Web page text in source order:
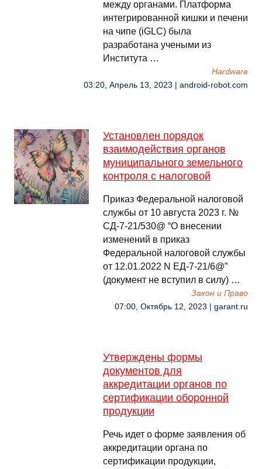
между органами. Платформа
интегрированной кишки и печени
на чипе (iGLC) была
разработана учеными из
Института …
Hardware
03:20, Апрель 13, 2023 | android-robot.com
Установлен порядок
взаимодействия органов
муниципального земельного
контроля с налоговой
Приказ Федеральной налоговой
службы от 10 августа 2023 г. №
СД-7-21/530@ “О внесении
изменений в приказ
Федеральной налоговой службы
от 12.01.2022 N ЕД-7-21/6@”
(документ не вступил в силу) …
Закон и Право
07:00, Октябрь 12, 2023 | garant.ru
Утверждены формы
документов для
аккредитации органов по
сертификации оборонной
продукции
Речь идет о форме заявления об
аккредитации органа по
сертификации продукции,